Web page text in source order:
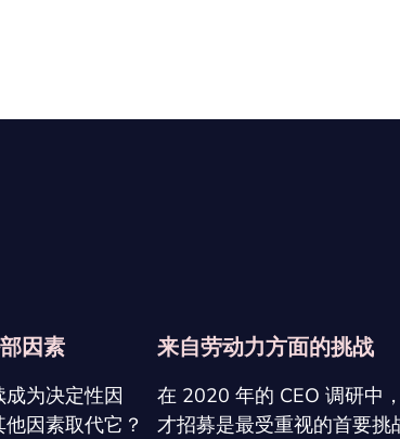
因素
为决定性因
因素取代它？
来自劳动力方面的挑战
在 2020 年的 CEO 调研中
才招募是最受重视的首要挑